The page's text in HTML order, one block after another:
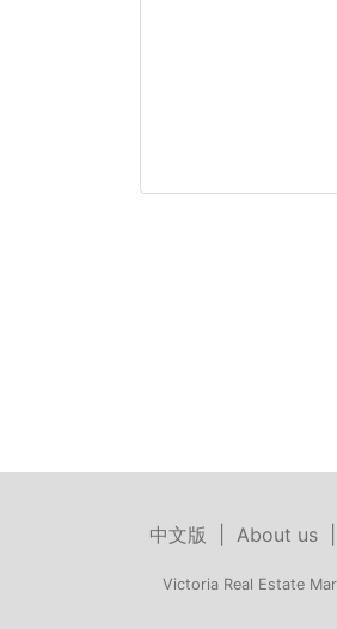
中文版 About us
Victoria Real Estate